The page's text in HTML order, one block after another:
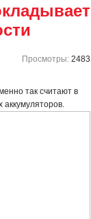
Просмотры: 2483
так считают в